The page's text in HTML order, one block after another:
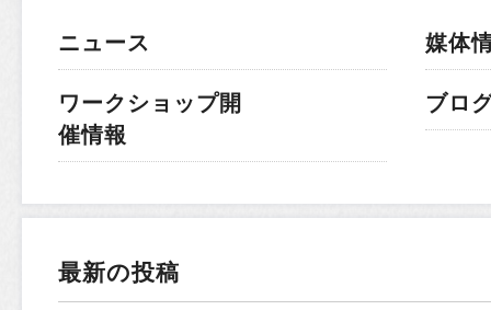
ニュース
ワークショップ開
催情報
媒体
ブロ
最新の投稿